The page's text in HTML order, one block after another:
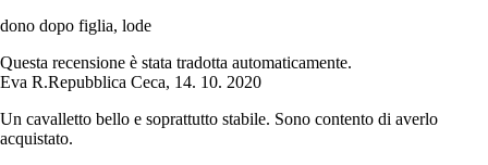
dono dopo figlia, lode
Questa recensione è stata tradotta automaticamente.
Eva R.Repubblica Ceca, 14. 10. 2020
Un cavalletto bello e soprattutto stabile. Sono contento di averlo
acquistato.